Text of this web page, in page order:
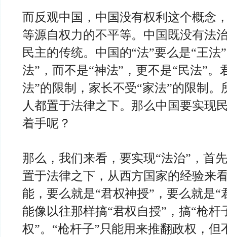
而反观中国，中国没有权利这个概念
等源自权力的不平等。中国既没有法
民主的传统。中国的“法”要么是“王法
法”，而不是“神法”，更不是“民法”。
法”的限制，家长不受“家法”的限制。
人都置于法律之下。那么中国要实现
着手呢？
那么，我们来看，要实现“法治”，首
置于法律之下，从西方国家的经验来
能，要么就是“君权神授”，要么就是“
能像以往那样搞“君权自授”，搞“枪杆
权”。“枪杆子”只能用来推翻政权，但